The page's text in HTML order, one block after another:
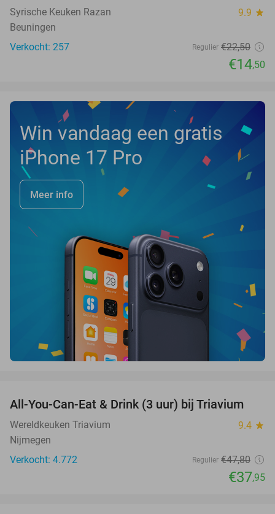
Syrische Keuken Razan 9.9 star
Beuningen
Verkocht: 257
Regulier €22,50
€14,50
Win vandaag een gratis
iPhone 17 Pro
Meer info
21%
All-You-Can-Eat & Drink (3 uur) bij Triavium
Wereldkeuken Triavium 9.4 star
Nijmegen
Verkocht: 4.772
Regulier €47,80
€37,95